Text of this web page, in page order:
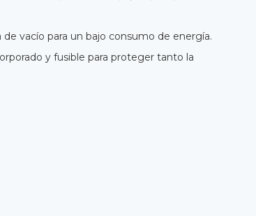
vacío para un bajo consumo de energía.
y fusible para proteger tanto la